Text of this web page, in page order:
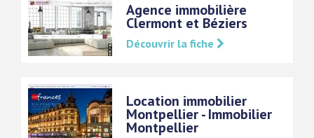
Agence immobilière
Clermont et Béziers
Découvrir la fiche
Location immobilier
Montpellier - Immobilier
Montpellier